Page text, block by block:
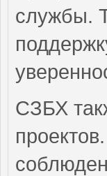
службы.
СЗБХ